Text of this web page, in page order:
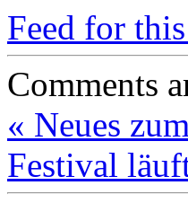
Feed for
Comments
« Neues
Festival